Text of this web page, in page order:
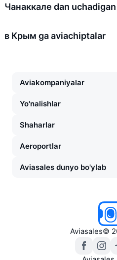
Чанаккале dan
в Крым ga aviachiptalar
Aviakompaniyalar
Yo'nalishlar
Shaharlar
Aeroportlar
Aviasales dunyo bo'ylab
Aviasales©